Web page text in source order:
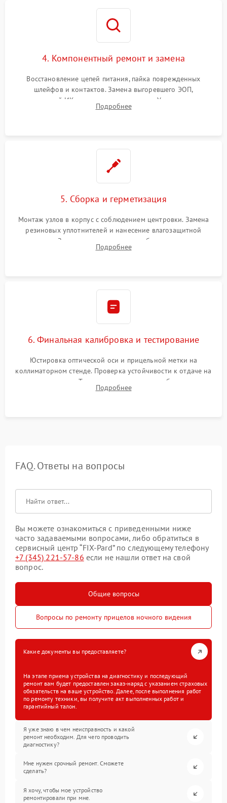
4. Компонентный ремонт и замена
Восстановление цепей питания, пайка поврежденных
шлейфов и контактов. Замена выгоревшего ЭОП,
неисправной ИК-подсветки или матрицы. Ультразвуковая
очистка плат и удаление загрязнений с линз объектива и
Подробнее
5. Сборка и герметизация
Монтаж узлов в корпус с соблюдением центровки. Замена
резиновых уплотнителей и нанесение влагозащитной
смазки. Заполнение внутреннего объема прицела
осушенным азотом для предотвращения запотевания оптики
Подробнее
6. Финальная калибровка и тестирование
Юстировка оптической оси и прицельной метки на
коллиматорном стенде. Проверка устойчивости к отдаче на
ударном стенде. Тестирование качества изображения в
темноте, дальности обнаружения и корректной работы всех
Подробнее
FAQ. Ответы на вопросы
Вы можете ознакомиться с приведенными ниже
часто задаваемыми вопросами, либо обратиться в
сервисный центр “FIX-Pard” по следующему телефону
+7 (345) 221-57-86 если не нашли ответ на свой
вопрос.
Общие вопросы
Вопросы по ремонту прицелов ночного видения
Какие документы вы предоставляете?
На этапе приема устройства на диагностику и последующий
ремонт вам будет предоставлен заказ-наряд с указанием страховых
обязательств на ваше устройство. Далее, после выполнения работ
по ремонту техники, вы получите акт выполненных работ и
гарантийный талон.
Я уже знаю в чем неисправность и какой
ремонт необходим. Для чего проводить
диагностику?
Мне нужен срочный ремонт. Сможете
сделать?
Я хочу, чтобы мое устройство
ремонтировали при мне.